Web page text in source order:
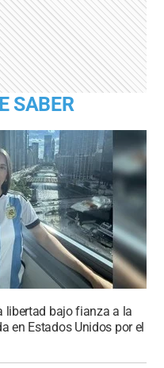
SABER
libertad bajo fianza a la
en Estados Unidos por el